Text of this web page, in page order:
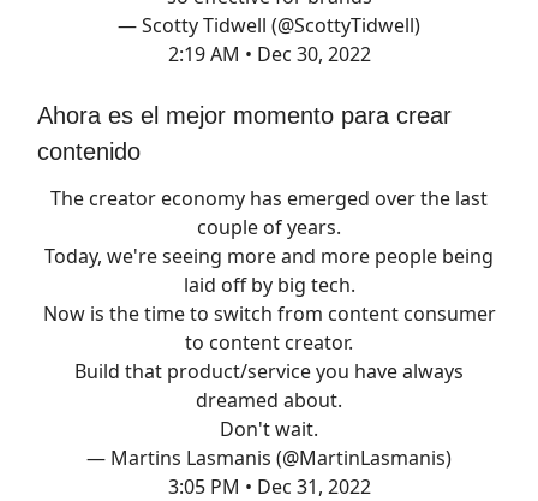
— Scotty Tidwell (@ScottyTidwell)
2:19 AM • Dec 30, 2022
Ahora es el mejor momento para crear
contenido
The creator economy has emerged over the last
couple of years.
Today, we're seeing more and more people being
laid off by big tech.
Now is the time to switch from content consumer
to content creator.
Build that product/service you have always
dreamed about.
Don't wait.
— Martins Lasmanis (@MartinLasmanis)
3:05 PM • Dec 31, 2022